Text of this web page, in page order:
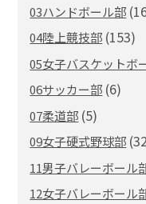
03ハンドボール部
04陸上競技部 (153)
05女子バスケットボ
06サッカー部 (6)
07柔道部 (5)
09女子硬式野球部
11男子バレーボール
12女子バレーボール